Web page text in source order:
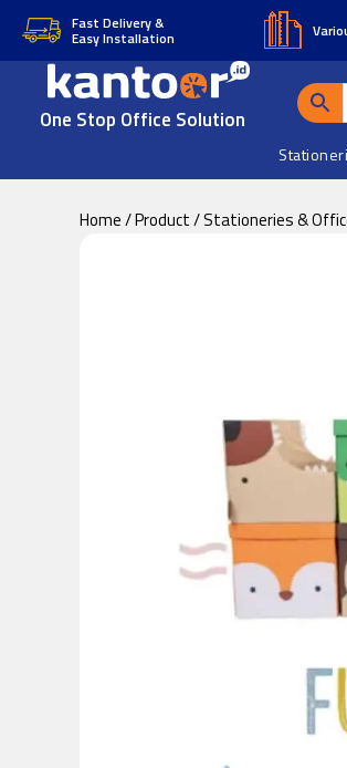
Skip
content
Skip
Fast Delivery &
Easy Installation
One Stop Office Solution
Home/Product/Stationeries &